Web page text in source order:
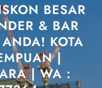
BESAR
& BAR
KOTA
|
| WA :